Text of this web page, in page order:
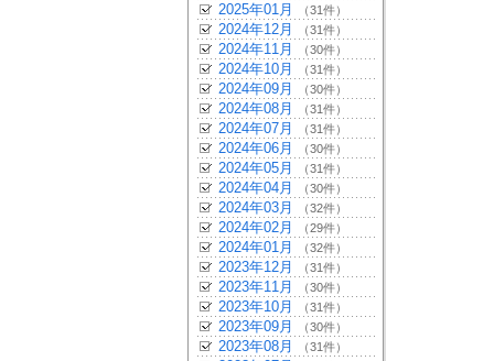
2025年01月 （31件）
2024年12月 （31件）
2024年11月 （30件）
2024年10月 （31件）
2024年09月 （30件）
2024年08月 （31件）
2024年07月 （31件）
2024年06月 （30件）
2024年05月 （31件）
2024年04月 （30件）
2024年03月 （32件）
2024年02月 （29件）
2024年01月 （32件）
2023年12月 （31件）
2023年11月 （30件）
2023年10月 （31件）
2023年09月 （30件）
2023年08月 （31件）